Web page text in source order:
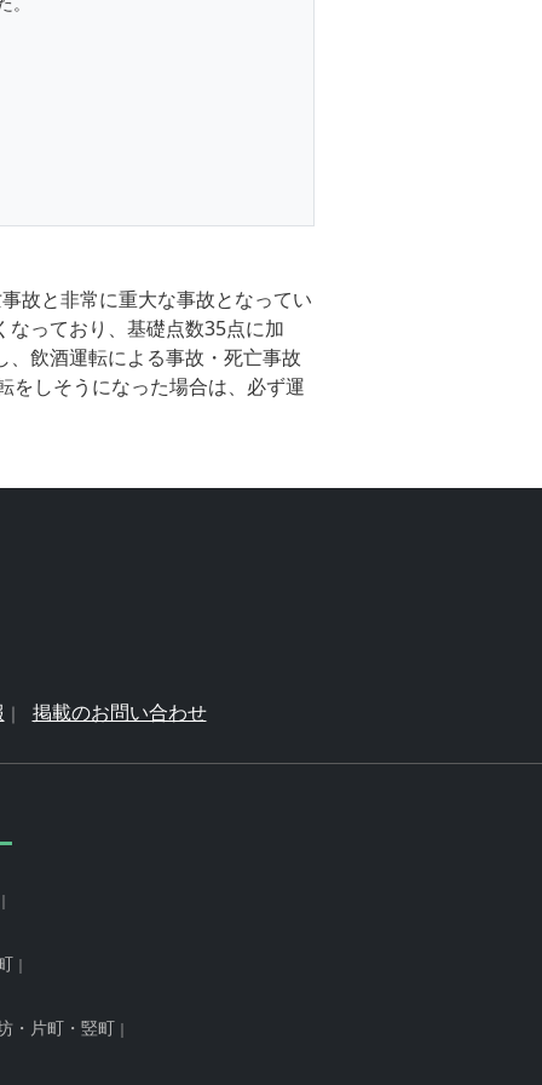
故と非常に重大な事故となってい
っており、基礎点数35点に加
飲酒運転による事故・死亡事故
をしそうになった場合は、必ず運
掲載のお問い合わせ
・片町・竪町